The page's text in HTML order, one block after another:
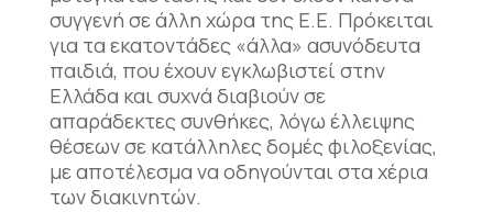
συγγενή σε άλλη χώρα της Ε.Ε. Πρόκειται
για τα εκατοντάδες «άλλα» ασυνόδευτα
παιδιά, που έχουν εγκλωβιστεί στην
Ελλάδα και συχνά διαβιούν σε
απαράδεκτες συνθήκες, λόγω έλλειψης
θέσεων σε κατάλληλες δομές φιλοξενίας,
με αποτέλεσμα να οδηγούνται στα χέρια
των διακινητών.